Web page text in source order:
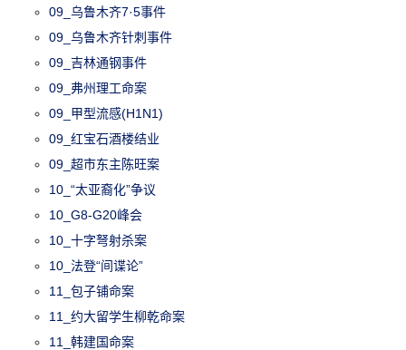
09_乌鲁木齐7·5事件
09_乌鲁木齐针刺事件
09_吉林通钢事件
09_弗州理工命案
09_甲型流感(H1N1)
09_红宝石酒楼结业
09_超市东主陈旺案
10_“太亚裔化”争议
10_G8-G20峰会
10_十字弩射杀案
10_法登“间谍论”
11_包子铺命案
11_约大留学生柳乾命案
11_韩建国命案